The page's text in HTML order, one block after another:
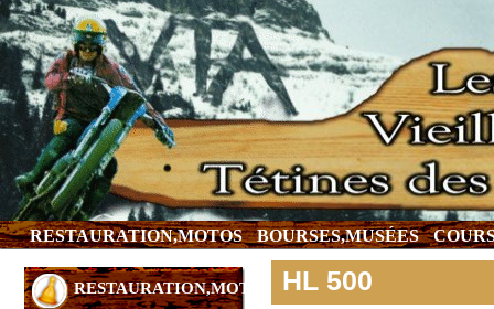
RESTAURATION,MOTOS BOURSES,MUSÉES
RESTAURATION,MOTOS HL 500